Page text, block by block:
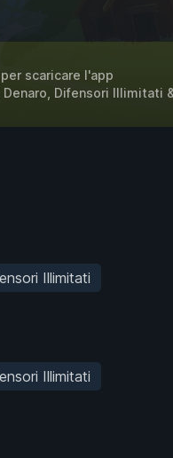
per scaricare l'app
Difensori Illimitati
Illimitati
Illimitati